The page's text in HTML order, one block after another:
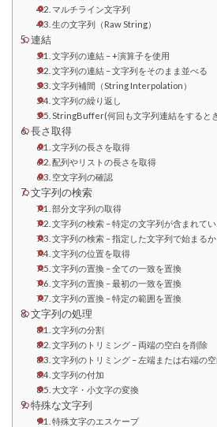
マルチライン文字列
生の文字列（Raw String）
連結
文字列の連結 – +演算子を使用
文字列の連結 – 文字列をそのまま並べる
文字列補間（String Interpolation）
文字列の繰り返し
StringBuffer(何回も文字列連結をすると
長さ取得
文字列の長さを取得
配列やリストの長さを取得
空文字列の確認
文字列の検索
部分文字列の取得
文字列の検索 – 特定の文字列が含まれて
文字列の検索 – 指定した文字列で始まる
文字列の位置を取得
文字列の置換 – 全ての一致を置換
文字列の置換 – 最初の一致を置換
文字列の置換 – 特定の範囲を置換
文字列の処理
文字列の分割
文字列のトリミング – 両端の空白を削除
文字列のトリミング – 左端または右端の
文字列の付加
大文字・小文字の変換
特殊な文字列
特殊文字のエスケープ